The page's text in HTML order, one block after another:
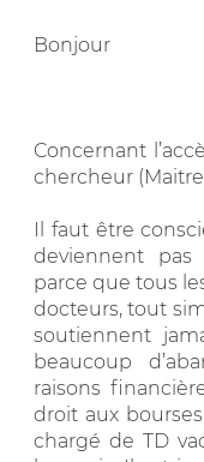
Bonjour
Concernant
chercheur
Il faut être
deviennent pas
parce que tous
docteurs, tout
soutiennent
beaucoup
raisons
droit aux
chargé de TD